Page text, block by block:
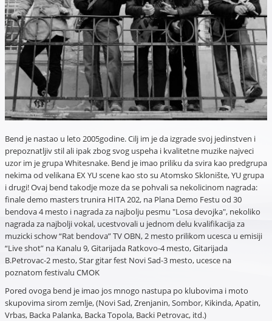
Bend je nastao u leto 2005godine. Cilj im je da izgrade svoj jedinstven i
prepoznatljiv stil ali ipak zbog svog uspeha i kvalitetne muzike najveci
uzor im je grupa Whitesnake. Bend je imao priliku da svira kao predgrupa
nekima od velikana EX YU scene kao sto su Atomsko Sklonište, YU grupa
i drugi! Ovaj bend takodje moze da se pohvali sa nekolicinom nagrada:
finale demo masters trunira HITA 202, na Plana Demo Festu od 30
bendova 4 mesto i nagrada za najbolju pesmu "Losa devojka", nekoliko
nagrada za najbolji vokal, ucestvovali u jednom delu kvalifikacija za
muzicki schow “Rat bendova” TV OBN, 2 mesto prilikom ucesca u emisiji
“Live shot” na Kanalu 9, Gitarijada Ratkovo-4 mesto, Gitarijada
B.Petrovac-2 mesto, Star gitar fest Novi Sad-3 mesto, ucesce na
poznatom festivalu CMOK
Pored ovoga bend je imao jos mnogo nastupa po klubovima i moto
skupovima sirom zemlje, (Novi Sad, Zrenjanin, Sombor, Kikinda, Apatin,
Vrbas, Backa Palanka, Backa Topola, Backi Petrovac, itd.)